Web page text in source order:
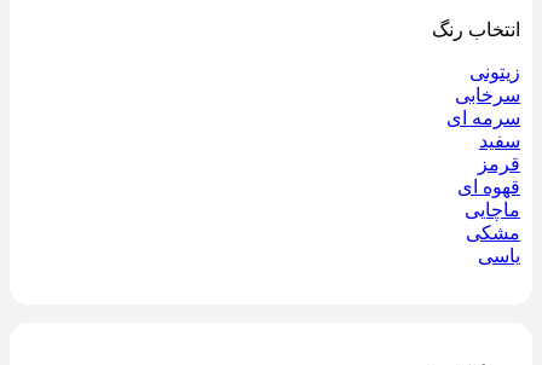
انتخاب رنگ
زیتونی
سرخابی
سرمه ای
سفید
قرمز
قهوه ای
ماچایی
مشکی
یاسی